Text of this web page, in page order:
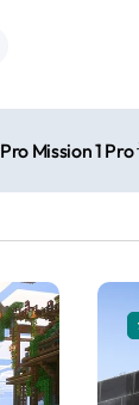
Mission 1
觅清洁
量破